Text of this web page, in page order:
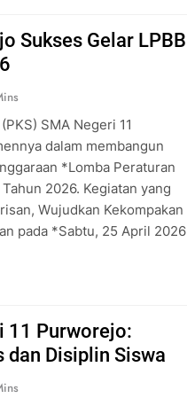
Sukses Gelar LPBB
SMA Negeri 11
dalam membangun
*Lomba Peraturan
2026. Kegiatan yang
Wujudkan Kekompakan
pada *Sabtu, 25 April 2026
11 Purworejo:
dan Disiplin Siswa